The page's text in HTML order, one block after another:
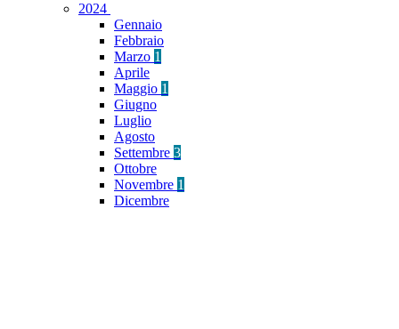
2024
Gennaio
Febbraio
Marzo 1
Aprile
Maggio 1
Giugno
Luglio
Agosto
Settembre 3
Ottobre
Novembre 1
Dicembre